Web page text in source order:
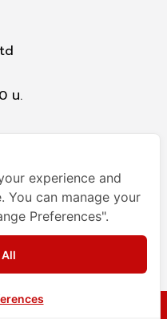
น.
282-4295
experience and
You can manage your
Preferences".